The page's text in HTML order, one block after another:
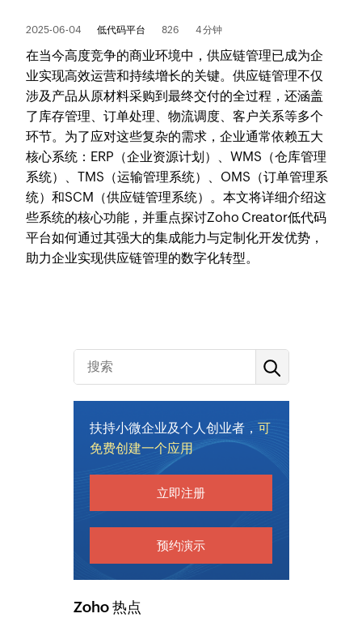
2025-06-04 低代码平台 826 4 分钟
在当今高度竞争的商业环境中，供应链管理已成为企
业实现高效运营和持续增长的关键。供应链管理不仅
涉及产品从原材料采购到最终交付的全过程，还涵盖
了库存管理、订单处理、物流调度、客户关系等多个
环节。为了应对这些复杂的需求，企业通常依赖五大
核心系统：ERP（企业资源计划）、WMS（仓库管理
系统）、TMS（运输管理系统）、OMS（订单管理系
统）和SCM（供应链管理系统）。本文将详细介绍这
些系统的核心功能，并重点探讨Zoho Creator低代码
平台如何通过其强大的集成能力与定制化开发优势，
助力企业实现供应链管理的数字化转型。
扶持小微企业及个人创业者， 可
免费创建一个应用
立即注册
预约演示
Zoho 热点